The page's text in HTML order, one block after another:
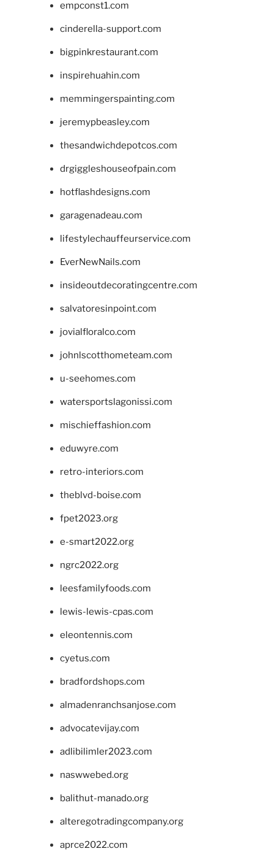
empconst1.com
cinderella-support.com
bigpinkrestaurant.com
inspirehuahin.com
memmingerspainting.com
jeremypbeasley.com
thesandwichdepotcos.com
drgiggleshouseofpain.com
hotflashdesigns.com
garagenadeau.com
lifestylechauffeurservice.com
EverNewNails.com
insideoutdecoratingcentre.com
salvatoresinpoint.com
jovialfloralco.com
johnlscotthometeam.com
u-seehomes.com
watersportslagonissi.com
mischieffashion.com
eduwyre.com
retro-interiors.com
theblvd-boise.com
fpet2023.org
e-smart2022.org
ngrc2022.org
leesfamilyfoods.com
lewis-lewis-cpas.com
eleontennis.com
cyetus.com
bradfordshops.com
almadenranchsanjose.com
advocatevijay.com
adlibilimler2023.com
naswwebed.org
balithut-manado.org
alteregotradingcompany.org
aprce2022.com